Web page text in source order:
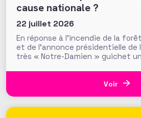
cause nationale ?
22 juillet 2026
En réponse à l’incendie de la
et de l’annonce présidentielle de
très « Notre-Damien » guichet
d’une semaine par la Fondation
que d’autres collectes, par l’ONF
Voir